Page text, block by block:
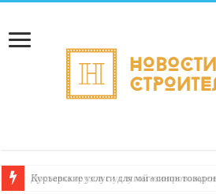
Курьерские услуги для магазинов